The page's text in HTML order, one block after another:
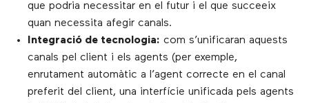
que podria necessitar en el futur i el que succeeix
quan necessita afegir canals.
Integració de tecnologia: com s’unificaran aquests
canals pel client i els agents (per exemple,
enrutament automàtic a l’agent correcte en el canal
preferit del client, una interfície unificada pels agents